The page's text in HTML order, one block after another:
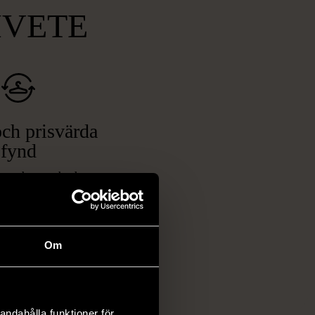
Om
prisvärda
fynd
ett brett utbud av
kläder och möbler
elektronik i våra
föremål som
vanliga butiker.